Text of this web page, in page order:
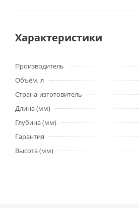
Характеристики
Производитель
Объём, л
Страна-изготовитель
Длина (мм)
Глубина (мм)
Гарантия
Высота (мм)